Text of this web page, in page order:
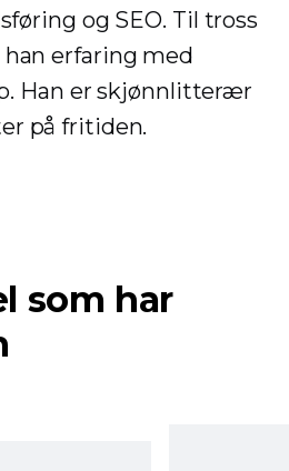
og SEO. Til tross
erfaring med
Han er skjønnlitterær
på fritiden.
som har